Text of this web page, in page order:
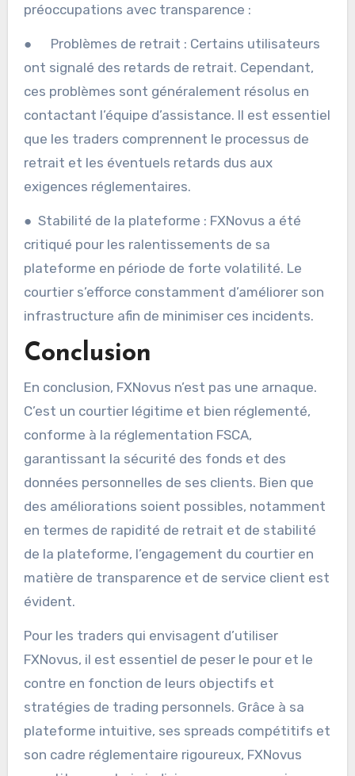
préoccupations avec transparence :
● Problèmes de retrait : Certains utilisateurs
ont signalé des retards de retrait. Cependant,
ces problèmes sont généralement résolus en
contactant l’équipe d’assistance. Il est essentiel
que les traders comprennent le processus de
retrait et les éventuels retards dus aux
exigences réglementaires.
● Stabilité de la plateforme : FXNovus a été
critiqué pour les ralentissements de sa
plateforme en période de forte volatilité. Le
courtier s’efforce constamment d’améliorer son
infrastructure afin de minimiser ces incidents.
Conclusion
En conclusion, FXNovus n’est pas une arnaque.
C’est un courtier légitime et bien réglementé,
conforme à la réglementation FSCA,
garantissant la sécurité des fonds et des
données personnelles de ses clients. Bien que
des améliorations soient possibles, notamment
en termes de rapidité de retrait et de stabilité
de la plateforme, l’engagement du courtier en
matière de transparence et de service client est
évident.
Pour les traders qui envisagent d’utiliser
FXNovus, il est essentiel de peser le pour et le
contre en fonction de leurs objectifs et
stratégies de trading personnels. Grâce à sa
plateforme intuitive, ses spreads compétitifs et
son cadre réglementaire rigoureux, FXNovus